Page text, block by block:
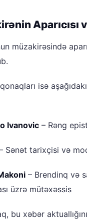
Aparıcısı
müzakirəsində
isə
Ivanovic – Rəng
Sənət tarixçisi və
– Brendinq və
üzrə mütəxəssis
bu xəbər